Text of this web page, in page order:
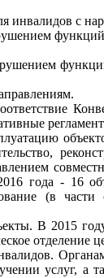
инвалидов с
года - 16
(в
В 2015
отделение
услуг, а